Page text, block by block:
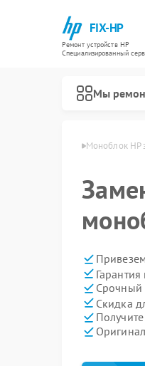
FIX-HP
Ремонт устройств HP
Специализированный
Мы
Моноблок HP
Срочный
Скидка